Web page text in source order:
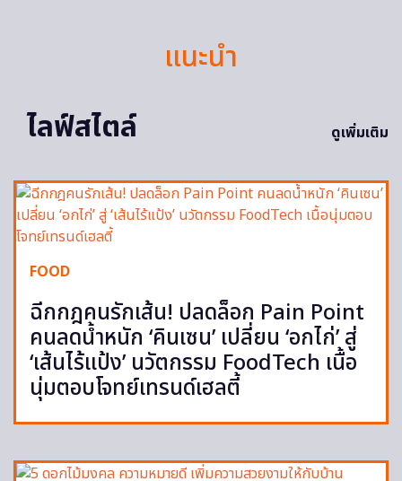
แนะนำ
ไลฟ์สไตล์
ดูเพิ่มเติม
FOOD
ฉีกกฎคนรักเส้น! ปลดล็อก Pain Point
คนลดน้ำหนัก ‘คินเซน’ เปลี่ยน ‘อกไก่’ สู่
‘เส้นไร้แป้ง’ นวัตกรรม FoodTech เนื้อ
นุ่มตอบโจทย์เทรนด์เฮลตี้